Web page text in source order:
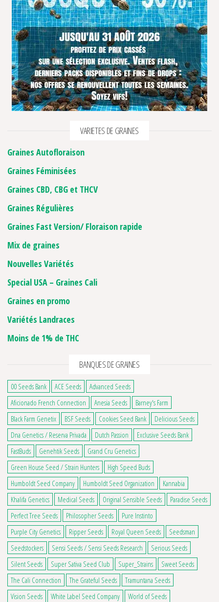
VARIETES DE GRAINES
Graines Autofloraison
Graines Féminisées
Graines CBD, CBG et THCV
Graines Régulières
Graines Fast Version/ Floraison rapide
Mix de graines
Nouvelles Variétés
Special USA – Graines Cali
Graines en promo
Variétés Landraces
Moins de 1% de THC
BANQUES DE GRAINES
00 Seeds Bank ACE Seeds
Advanced Seeds
Aficionado French Connection
Anesia Seeds
Barney's Farm
Black Farm Genetix
BSF Seeds Cookies Seed Bank
Delicious Seeds
Dna Genetics / Reserva Privada
Dutch Passion
Exclusive Seeds Bank
FastBuds
Genehtik Seeds
Grand Cru Genetics
Green House Seed / Strain Hunters
High Speed Buds
Humboldt Seed Company
Humboldt Seed Organization
Kannabia
Khalifa Genetics
Medical Seeds Original Sensible Seeds
Paradise Seeds
Perfect Tree Seeds
Philosopher Seeds
Pure Instinto
Purple City Genetics
Ripper Seeds Royal Queen Seeds
Seedsman
Seedstockers
Sensi Seeds / Sensi Seeds Research
Serious Seeds
Silent Seeds
Super Sativa Seed Club Super_Strains
Sweet Seeds
The Cali Connection
The Grateful Seeds
Tramuntana Seeds
Vision Seeds
White Label Seed Company World of Seeds